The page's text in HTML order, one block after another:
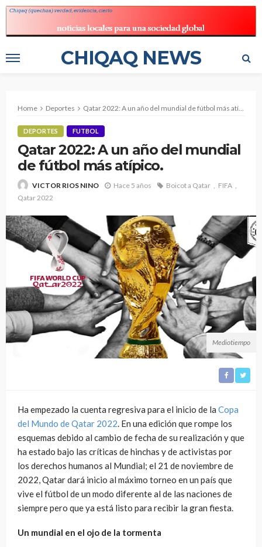
CHIQAQ NEWS
Home Deportes Qatar 2022: A un año del mundial de fútbol más atípico.
DEPORTES FUTBOL
Qatar 2022: A un año del mundial
de fútbol más atípico.
VICTOR RIOS NINO Hace 5 años Boicot a Qatar
FIFA
Qatar 2022
Mediotiempo
Ha empezado la cuenta regresiva para el inicio de la Copa
del Mundo de Qatar 2022. En una edición que rompe los
esquemas debido al cambio de fecha de su realización y que
ha estado bajo las críticas de hinchas y de activistas por
los derechos humanos al Mundial; el 21 de noviembre de
2022, Qatar dará inicio al máximo torneo en un país que
vive el fútbol de un modo diferente al de las naciones de
siempre pero que ya está listo para recibir la gran fiesta.
Un mundial en el ojo de la tormenta